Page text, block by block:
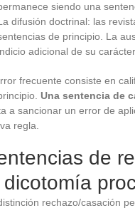
siendo una
difusión doctrinal: las
de principio. La
adicional de su
frecuente consiste en
Una sentencia de
a sancionar un error de
regla.
de
dicotomía
rechazo/casación